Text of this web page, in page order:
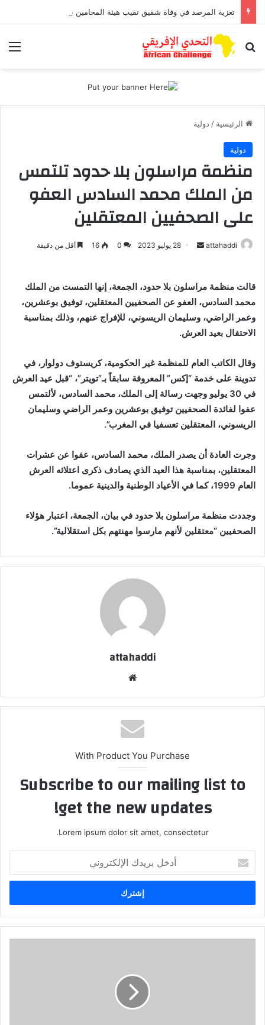
بحث عن
الرئيسية / دولية
دولية
منظمة مراسلون بلا حدود تلتمس
من الملك محمد السادس العفو
على الصحفيين المعتقلين
attahaddi
أرسل 28 يوليو 2023 0
16 أقل من دقيقة
قالت منظمة مراسلون بلا حدود، الجمعة، إنها التمست من الملك
محمد السادس، العفو عن الصحفيين المعتقلين، توفيق بوعشرين،
وعمر الراضي، وسليمان الريسوني، للإفراج عنهم، وذلك بمناسبة
الاحتفال بعيد العرش.
وقال الكاتب العام للمنظمة غير الحكومية، كريستوف دولوار، في
تدوينة على خدمة “إكس” المعروفة سابقاً بـ”تويتر”، “قبل عيد العرش
في 30 يوليو وجهت رسالة إلى الملك، محمد السادس، لألتمس
عفوا لفائدة الصحفيين توفيق بوعشرين وعمر الراضي وسليمان
الريسوني، المعتقلين تعسفيا في المغرب”.
وجرت العادة أن يصدر الملك، محمد السادس، عفوا عن عشرات
المعتقلين، بمناسبة هذا العيد الذي يصادف ذكرى اعتلائه العرش
العام 1999، كما في الأعياد الوطنية والدينية عموما.
وجددت منظمة مراسلون بلا حدود في بيان، الجمعة، اعتبار هؤلاء
الصحفيين “معتقلين لأنهم مارسوا مهنتهم بكل استقلالية”.
attahaddi
With Product You Purchase
Subscribe to our mailing list to
get the new updates!
Lorem ipsum dolor sit amet, consectetur.
بريدك
الإلكتروني